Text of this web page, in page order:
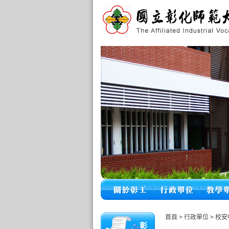
彰
首頁 > 行政單位 > 校安